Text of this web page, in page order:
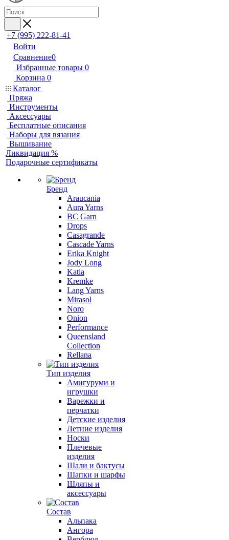
+7 (995) 222-81-41
Войти
Сравнение0
Избранные товары 0
Корзина 0
Каталог
Пряжа
Инструменты
Аксессуары
Бесплатные описания
Наборы для вязания
Вышивание
Ликвидация %
Подарочные сертификаты
Бренд
Araucania
Aura Yarns
BC Garn
Drops
Casagrande
Cascade Yarns
Erika Knight
Jody Long
Katia
Kremke
Lang Yarns
Mirasol
Noro
Onion
Performance
Queensland
Collection
Rellana
Тип изделия
Амигуруми и
игрушки
Варежки и
перчатки
Детские изделия
Летние изделия
Носки
Плечевые
изделия
Шали и бактусы
Шапки и шарфы
Шляпы и
аксессуары
Состав
Альпака
Ангора